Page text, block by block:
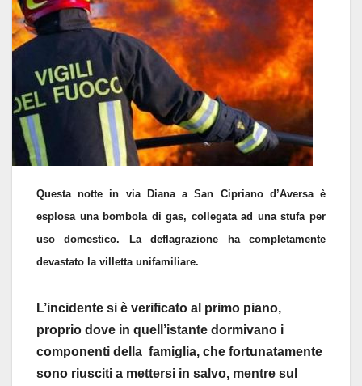
Questa notte in via Diana a San Cipriano d’Aversa è
esplosa una bombola di gas, collegata ad una stufa per
uso domestico. La deflagrazione ha completamente
devastato la villetta unifamiliare.
L’incidente si è verificato al primo piano,
proprio dove in quell’istante dormivano i
componenti della famiglia, che fortunatamente
sono riusciti a mettersi in salvo, mentre sul